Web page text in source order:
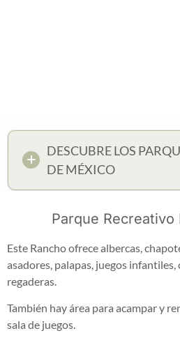
DESCUBRE LOS
DE MÉXICO
Parque
Este Rancho ofrece albercas,
asadores, palapas, juegos
regaderas.
También hay área para acampar y
sala de juegos.